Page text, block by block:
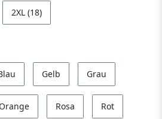
2XL (18)
Gelb Grau
Orange Rosa Rot